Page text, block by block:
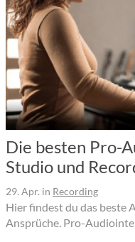
Die besten Pro-
Studio und
29. Apr. in Recording
Hier findest du das beste
Ansprüche. Pro-